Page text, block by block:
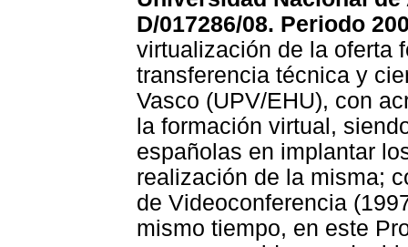
D/017286/08. Periodo
virtualización de la oferta
transferencia técnica y
Vasco (UPV/EHU), con
la formación virtual,
españolas en implantar
realización de la misma;
de Videoconferencia
mismo tiempo, en este